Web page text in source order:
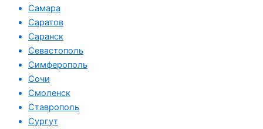
Самара
Саратов
Саранск
Севастополь
Симферополь
Сочи
Смоленск
Ставрополь
Сургут